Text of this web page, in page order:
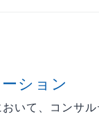
ション
いて、コンサ